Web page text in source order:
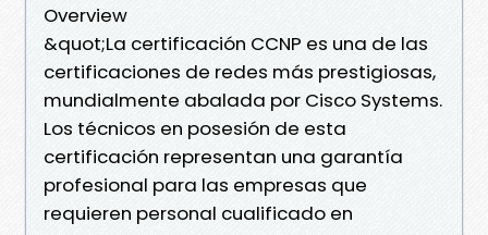
Overview
&quot;La certificación CCNP es una de las
certificaciones de redes más prestigiosas,
mundialmente abalada por Cisco Systems.
Los técnicos en posesión de esta
certificación representan una garantía
profesional para las empresas que
requieren personal cualificado en